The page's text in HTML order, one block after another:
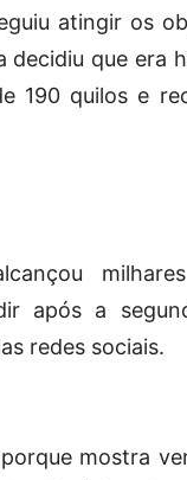
atingir os
decidiu que era
190 quilos e
após a
redes sociais.
mostra